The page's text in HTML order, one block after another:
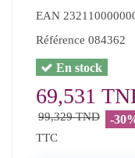
EAN
Référence 084362
En stock
69,531
99,329 TND -
TTC